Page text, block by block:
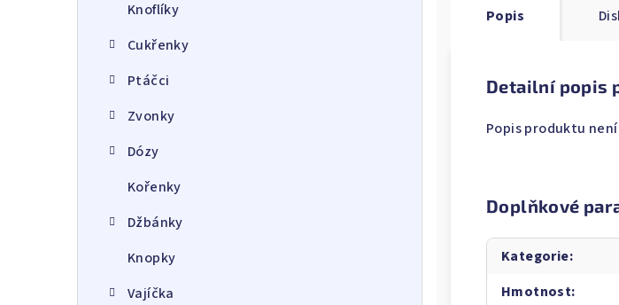
Knoflíky
Cukřenky
Ptáčci
Zvonky
Dózy
Kořenky
Džbánky
Knopky
Vajíčka
Popis
Detailní popis
Popis produktu
Doplňkové
Kategorie:
Hmotnost: